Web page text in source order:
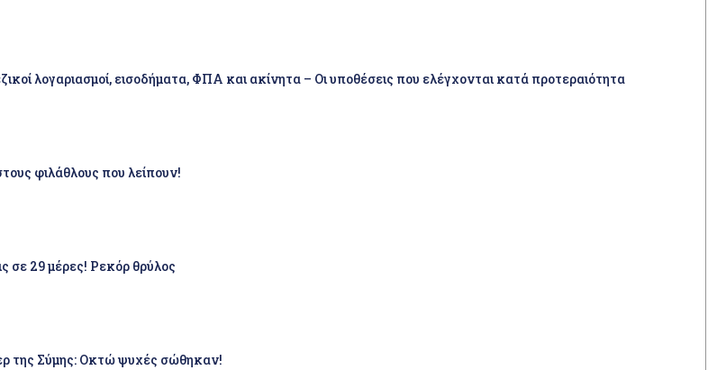
λογαριασμοί, εισοδήματα, ΦΠΑ και ακίνητα – Οι υποθέσεις που ελέγχονται κατά προτεραιότητα
φιλάθλους που λείπουν!
σε 29 μέρες! Ρεκόρ θρύλος
της Σύμης: Οκτώ ψυχές σώθηκαν!